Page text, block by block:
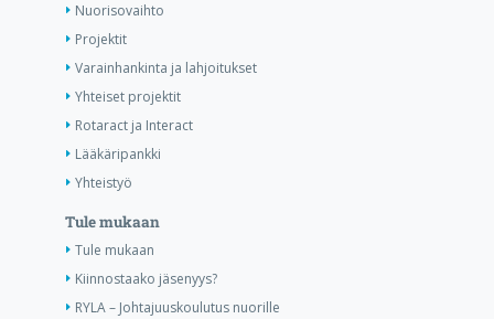
Nuorisovaihto
Projektit
Varainhankinta ja lahjoitukset
Yhteiset projektit
Rotaract ja Interact
Lääkäripankki
Yhteistyö
Tule mukaan
Tule mukaan
Kiinnostaako jäsenyys?
RYLA – Johtajuuskoulutus nuorille